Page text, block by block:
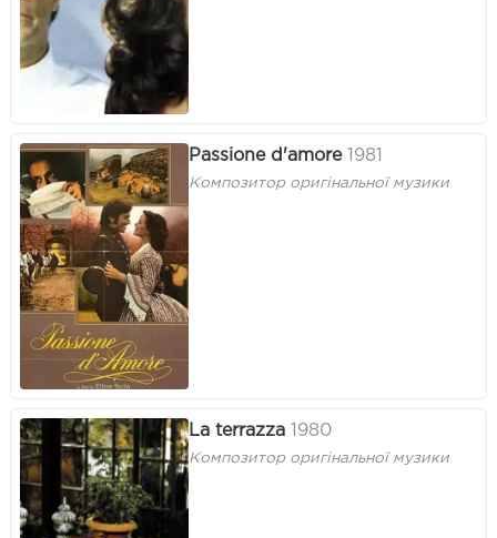
Passione d'amore 1981
Композитор оригінальної музики
La terrazza 1980
Композитор оригінальної музики